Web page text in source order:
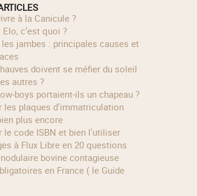
à la Canicule ?
Elo, c’est quoi ?
autres ?
portaient‑ils un chapeau ?
plus encore
le code ISBN et bien l'utiliser
à Flux Libre en 20 questions
nodulaire bovine contagieuse